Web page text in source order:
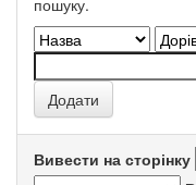
пошуку.
Вивести на сторінку